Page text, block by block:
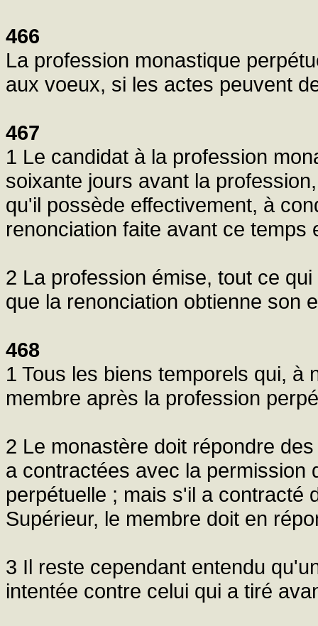
466
La profession monastique
aux voeux, si les actes peuvent
467
1 Le candidat à la profession
soixante jours avant la
qu'il possède effectivement, à
renonciation faite avant ce temps
2 La profession émise, tout ce
que la renonciation obtienne son
468
1 Tous les biens temporels qui, à
membre après la profession
2 Le monastère doit répondre
a contractées avec la permission
perpétuelle ; mais s'il a contracté
Supérieur, le membre doit en
3 Il reste cependant entendu
intentée contre celui qui a tiré